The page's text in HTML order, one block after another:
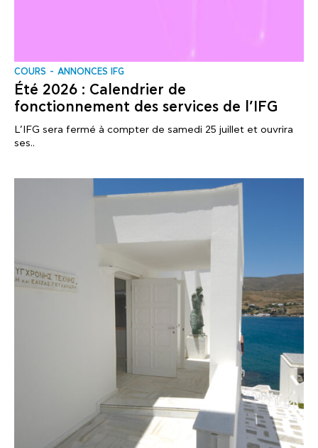
COURS ANNONCES IFG
Été 2026 : Calendrier de
fonctionnement des services de l’IFG
L’IFG sera fermé à compter de samedi 25 juillet et ouvrira
ses..